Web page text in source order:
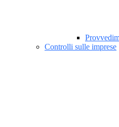
Controlli sulle imprese